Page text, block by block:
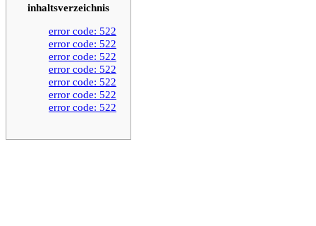
inhaltsverzeichnis
error code: 522
error code: 522
error code: 522
error code: 522
error code: 522
error code: 522
error code: 522